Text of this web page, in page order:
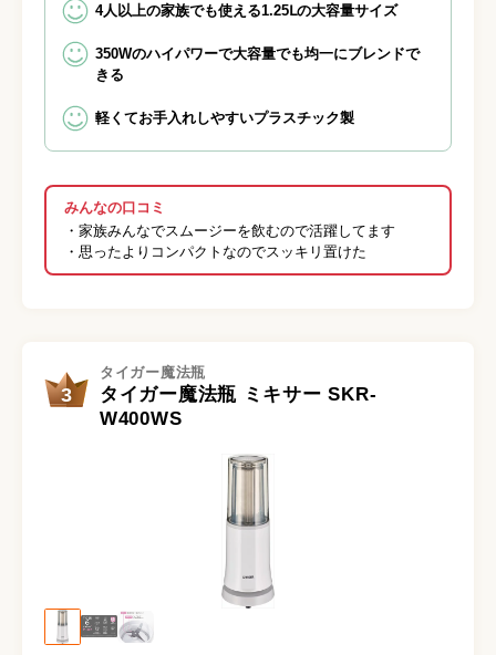
4人以上の家族でも使える1.25Ⅼの大容量サイズ
350Wのハイパワーで大容量でも均一にブレンドで
きる
軽くてお手入れしやすいプラスチック製
みんなの口コミ
・家族みんなでスムージーを飲むので活躍してます
・思ったよりコンパクトなのでスッキリ置けた
3
タイガー魔法瓶
タイガー魔法瓶 ミキサー SKR-
W400WS